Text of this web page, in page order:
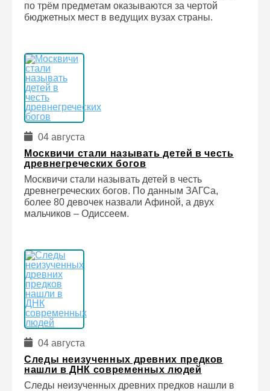
по трём предметам оказываются за чертой
бюджетных мест в ведущих вузах страны.
04 августа
Москвичи стали называть детей в честь
древнегреческих богов
Москвичи стали называть детей в честь
древнегреческих богов. По данным ЗАГСа,
более 80 девочек назвали Афиной, а двух
мальчиков – Одиссеем.
04 августа
Следы неизученных древних предков
нашли в ДНК современных людей
Следы неизученных древних предков нашли в